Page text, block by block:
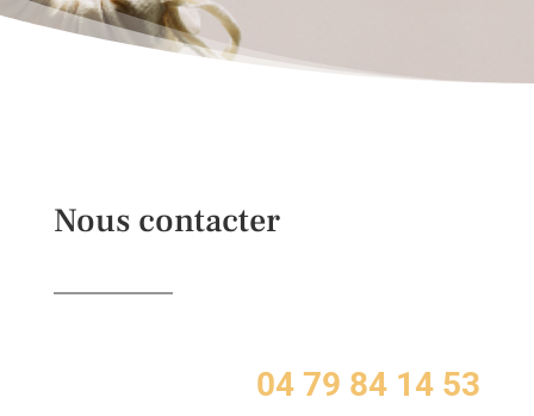
Nous contacter
04 79 84 14 53